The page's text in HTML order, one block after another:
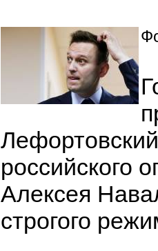
российского
Алексея
строгого